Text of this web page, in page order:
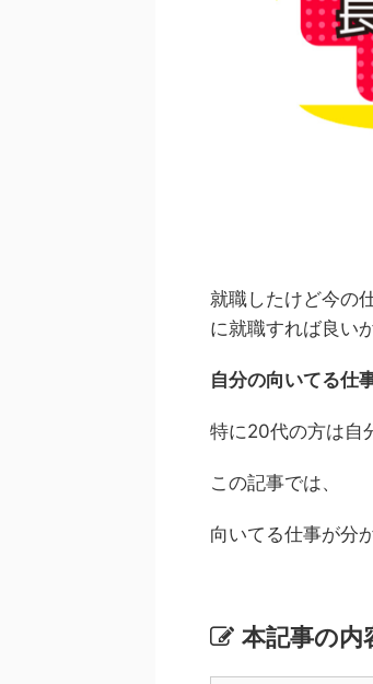
就職したけど今の
に就職すれば良い
自分の向いてる仕
特に20代の方は自
この記事では、
向いてる仕事が分
本記事の内